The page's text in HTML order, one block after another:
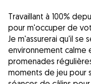
Travaillant à 100%
pour m'occuper de
Je m'assurerai qu'il se
environnement calme
promenades
moments de jeu pour